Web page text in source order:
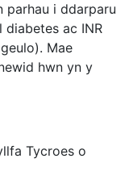
parhau i ddarparu
ac INR
Mae
hwn yn y
Tycroes o